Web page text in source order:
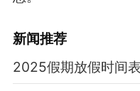
新闻推荐